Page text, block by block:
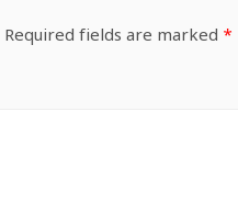
Required fields are marked *